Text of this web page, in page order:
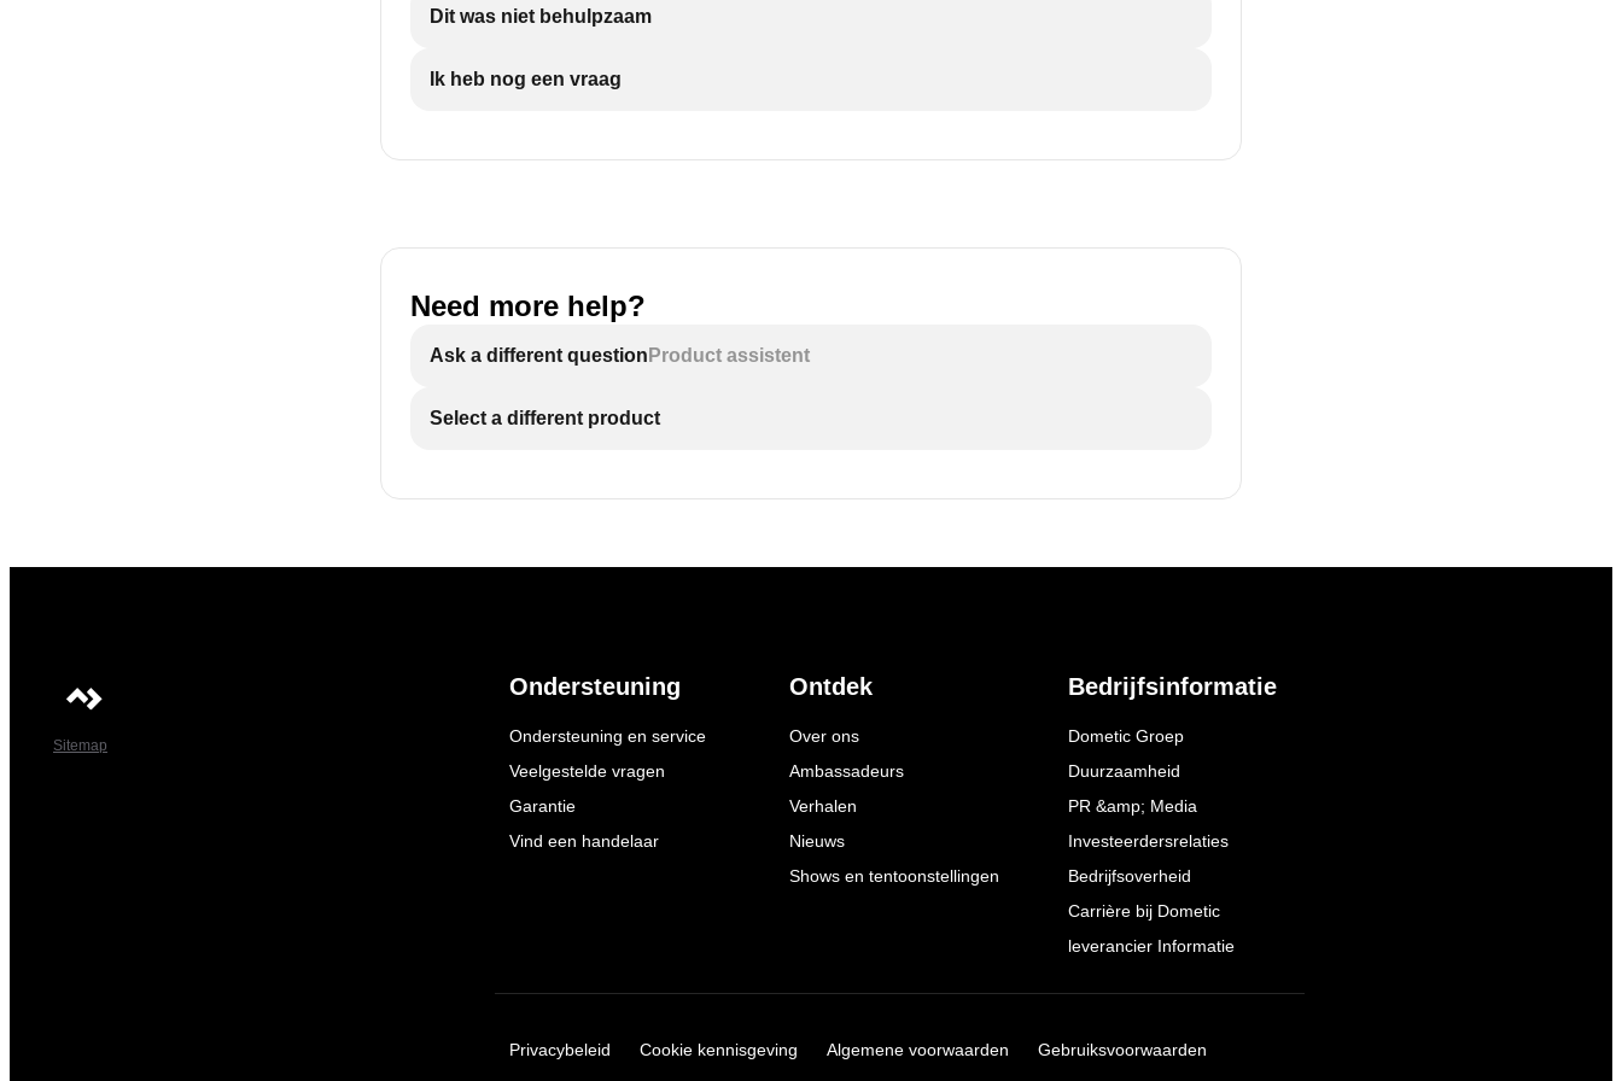
Dit was niet behulpzaam
Ik heb nog een vraag
Need more help?
Ask a different question Product assistent
Select a different product
Sitemap
Ondersteuning
Ondersteuning en service
Veelgestelde vragen
Garantie
Vind een handelaar
Ontdek
Over ons
Ambassadeurs
Verhalen
Nieuws
Shows en tentoonstellingen
Bedrijfsinformatie
Dometic Groep
Duurzaamheid
PR &amp; Media
Investeerdersrelaties
Bedrijfsoverheid
Carrière bij Dometic
leverancier Informatie
Privacybeleid Cookie kennisgeving Algemene voorwaarden Gebruiksvoorwaarden